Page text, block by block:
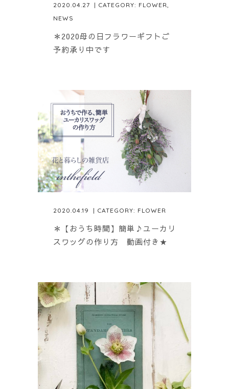
2020.04.27 | CATEGORY: FLOWER,
NEWS
＊2020母の日フラワーギフトご
予約承り中です
2020.04.19 | CATEGORY: FLOWER
＊【おうち時間】簡単♪ユーカリ
スワッグの作り方 動画付き★